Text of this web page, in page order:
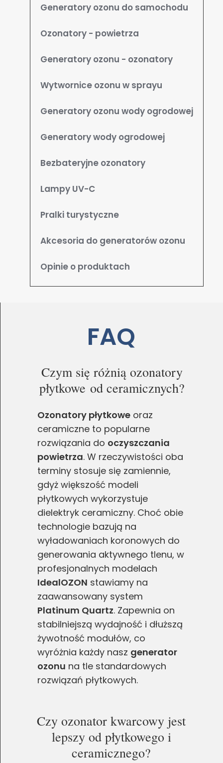
Generatory ozonu do samochodu
Ozonatory - powietrza
Generatory ozonu - ozonatory
Wytwornice ozonu w sprayu
Generatory ozonu wody ogrodowej
Generatory wody ogrodowej
Bezbateryjne ozonatory
Lampy UV-C
Pralki turystyczne
Akcesoria do generatorów ozonu
Opinie o produktach
FAQ
Czym się różnią ozonatory
płytkowe od ceramicznych?
Ozonatory płytkowe oraz
ceramiczne to popularne
rozwiązania do oczyszczania
powietrza. W rzeczywistości oba
terminy stosuje się zamiennie,
gdyż większość modeli
płytkowych wykorzystuje
dielektryk ceramiczny. Choć obie
technologie bazują na
wyładowaniach koronowych do
generowania aktywnego tlenu, w
profesjonalnych modelach
IdealOZON stawiamy na
zaawansowany system
Platinum Quartz. Zapewnia on
stabilniejszą wydajność i dłuższą
żywotność modułów, co
wyróżnia każdy nasz generator
ozonu na tle standardowych
rozwiązań płytkowych.
Czy ozonator kwarcowy jest
lepszy od płytkowego i
ceramicznego?